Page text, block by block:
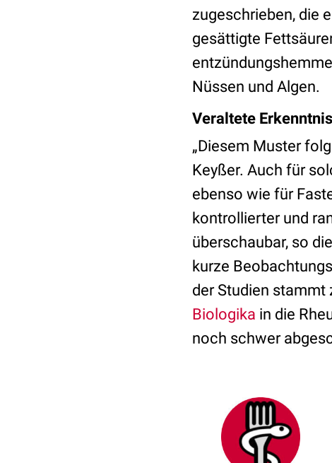
zugeschrieben, die
gesättigte
Nüssen und Algen.
Veraltete
„Diesem Muster
Keyßer. Auch für
ebenso wie für
kontrollierter und
überschaubar, so
kurze
der Studien stammt
Biologika in die
noch schwer